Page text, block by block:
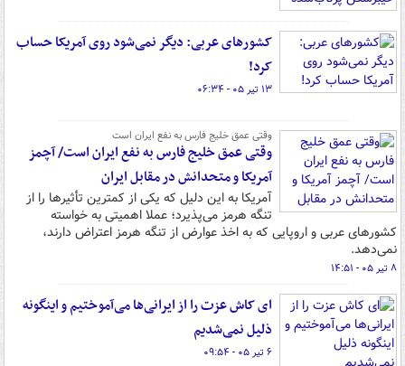
کشورهای عربی: دیگر نمی‌شود روی آمریکا حساب
کرد!
۱۳ تیر ۰۵ - ۰۶:۳۴
وقتی عمق خلیج فارس به نفع ایران است
وقتی عمق خلیج فارس به نفع ایران است/ آچمز
آمریکا و متحدانش در مقابل ایران
آمریکا به این دلیل که یکی از کمترین تأثیرها را از
تنگه هرمز می‌پذیرد؛ عملا اهمیتی به خواسته
کشورهای عربی و اروپایی که به اخذ عوارض از تنگه هرمز اعتراض دارند،
نمی‌دهد.
۸ تیر ۰۵ - ۱۴:۵۱
ای کاش عزت را از ایرانی‌ها می‌آموختیم و اینگونه
ذلیل نمی‌شدیم
۶ تیر ۰۵ - ۰۹:۵۴